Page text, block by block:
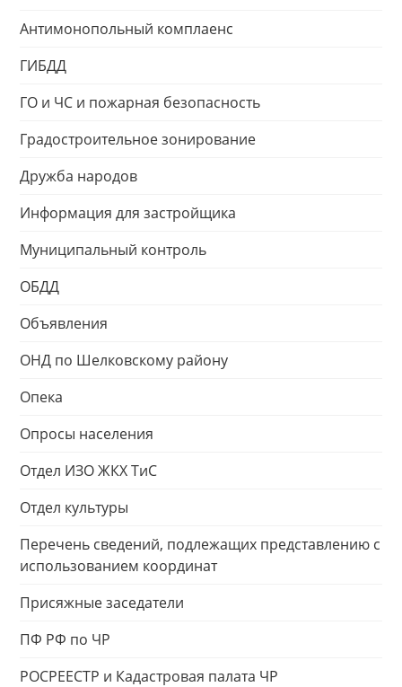
Антимонопольный комплаенс
ГИБДД
ГО и ЧС и пожарная безопасность
Градостроительное зонирование
Дружба народов
Информация для застройщика
Муниципальный контроль
ОБДД
Объявления
ОНД по Шелковскому району
Опека
Опросы населения
Отдел ИЗО ЖКХ ТиС
Отдел культуры
Перечень сведений, подлежащих представлению с
использованием координат
Присяжные заседатели
ПФ РФ по ЧР
РОСРЕЕСТР и Кадастровая палата ЧР